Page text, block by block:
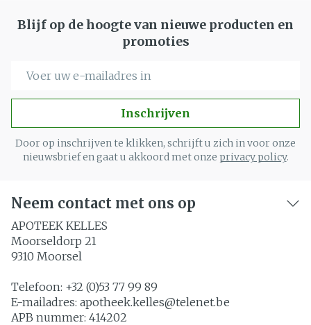
Blijf op de hoogte van nieuwe producten en
promoties
Inschrijven
Door op inschrijven te klikken, schrijft u zich in voor onze
nieuwsbrief en gaat u akkoord met onze privacy policy.
Neem contact met ons op
APOTEEK KELLES
Moorseldorp 21
9310 Moorsel
Telefoon: +32 (0)53 77 99 89
E-mailadres: apotheek.kelles@telenet.be
APB nummer: 414202